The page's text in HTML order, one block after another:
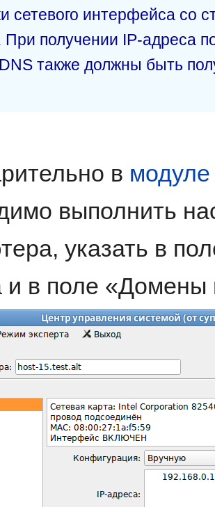
сетевого интерфейса со
При получении IP-адреса
также должны быть
в
выполнить
указать в
и в поле «Домены